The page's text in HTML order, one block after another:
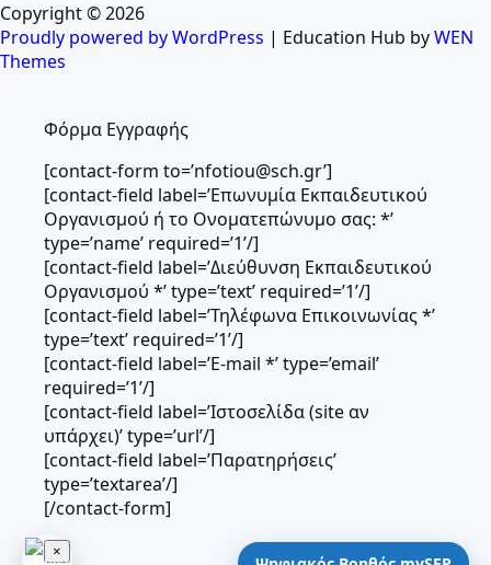
Copyright © 2026
Proudly powered by WordPress | Education Hub byWEN
Themes
Φόρμα Εγγραφής
[contact-form to=’nfotiou@sch.gr’]
[contact-field label=’Επωνυμία Εκπαιδευτικού
Οργανισμού ή το Ονοματεπώνυμο σας: *’
type=’name’ required=’1’/]
[contact-field label=’Διεύθυνση Εκπαιδευτικού
Οργανισμού *’ type=’text’ required=’1’/]
[contact-field label=’Τηλέφωνα Επικοινωνίας *’
type=’text’ required=’1’/]
[contact-field label=’E-mail *’ type=’email’
required=’1’/]
[contact-field label=’Ιστοσελίδα (site αν
υπάρχει)’ type=’url’/]
[contact-field label=’Παρατηρήσεις’
type=’textarea’/]
[/contact-form]
×